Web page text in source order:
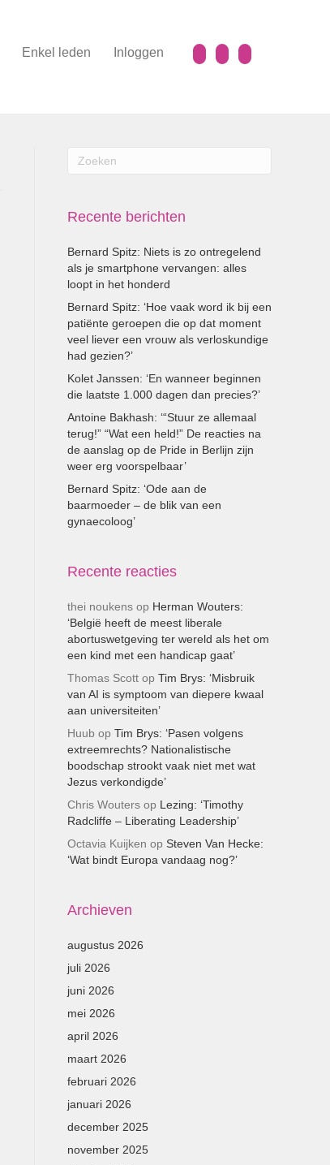
Enkel leden Inloggen
Recente berichten
Bernard Spitz: Niets is zo ontregelend
als je smartphone vervangen: alles
loopt in het honderd
Bernard Spitz: ‘Hoe vaak word ik bij een
patiënte geroepen die op dat moment
veel liever een vrouw als verloskundige
had gezien?’
Kolet Janssen: ‘En wanneer beginnen
die laatste 1.000 dagen dan precies?’
Antoine Bakhash: ‘“Stuur ze allemaal
terug!” “Wat een held!” De reacties na
de aanslag op de Pride in Berlijn zijn
weer erg voorspelbaar’
Bernard Spitz: ‘Ode aan de
baarmoeder – de blik van een
gynaecoloog’
Recente reacties
thei noukensop Herman Wouters:
‘België heeft de meest liberale
abortuswetgeving ter wereld als het om
een kind met een handicap gaat’
Thomas Scottop Tim Brys: ‘Misbruik
van AI is symptoom van diepere kwaal
aan universiteiten’
Huub op Tim Brys: ‘Pasen volgens
extreemrechts? Nationalistische
boodschap strookt vaak niet met wat
Jezus verkondigde’
Chris Woutersop Lezing: ‘Timothy
Radcliffe – Liberating Leadership’
Octavia Kuijken op Steven Van Hecke:
‘Wat bindt Europa vandaag nog?’
Archieven
augustus 2026
juli 2026
juni 2026
mei 2026
april 2026
maart 2026
februari 2026
januari 2026
december 2025
november 2025